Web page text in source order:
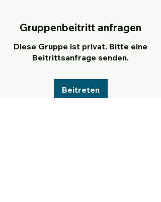
Gruppenbeitritt anfragen
Diese Gruppe ist privat. Bitte eine
Beitrittsanfrage senden.
Beitreten